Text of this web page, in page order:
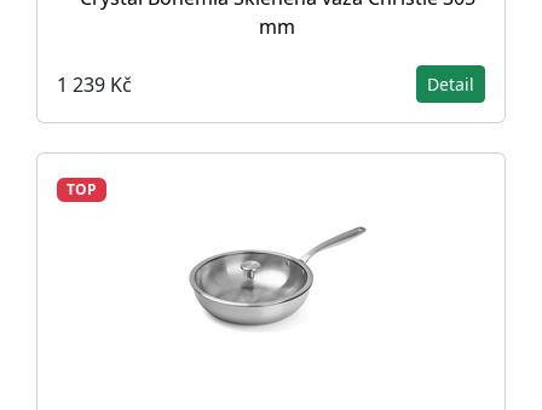
mm
1 239 Kč Detail
TOP